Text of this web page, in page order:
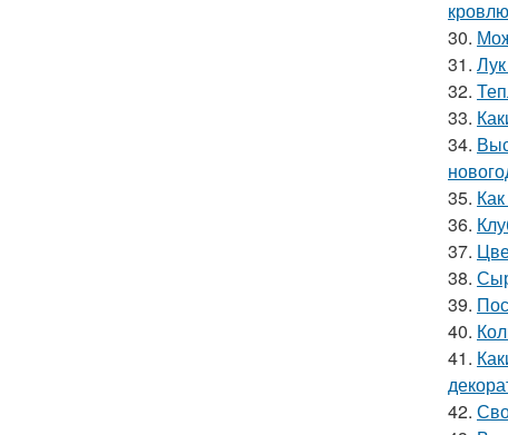
кровлю
30.
31.
32.
33.
34.
35.
36.
37.
38.
39.
40.
41.
42.